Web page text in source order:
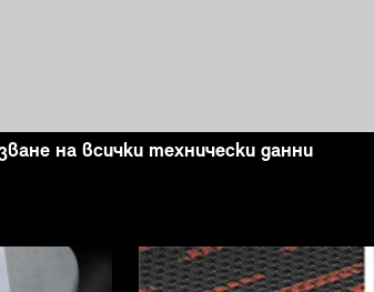
на всички технически данни